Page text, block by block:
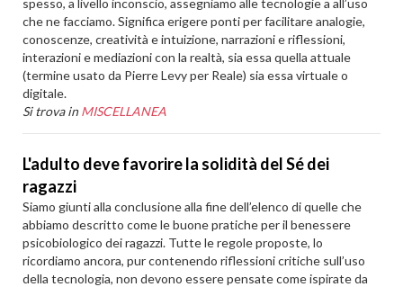
spesso, a livello inconscio, assegniamo alle tecnologie a all’uso
che ne facciamo. Significa erigere ponti per facilitare analogie,
conoscenze, creatività e intuizione, narrazioni e riflessioni,
interazioni e mediazioni con la realtà, sia essa quella attuale
(termine usato da Pierre Levy per Reale) sia essa virtuale o
digitale.
Si trova in MISCELLANEA
L'adulto deve favorire la solidità del Sé dei
ragazzi
Siamo giunti alla conclusione alla fine dell’elenco di quelle che
abbiamo descritto come le buone pratiche per il benessere
psicobiologico dei ragazzi. Tutte le regole proposte, lo
ricordiamo ancora, pur contenendo riflessioni critiche sull’uso
della tecnologia, non devono essere pensate come ispirate da